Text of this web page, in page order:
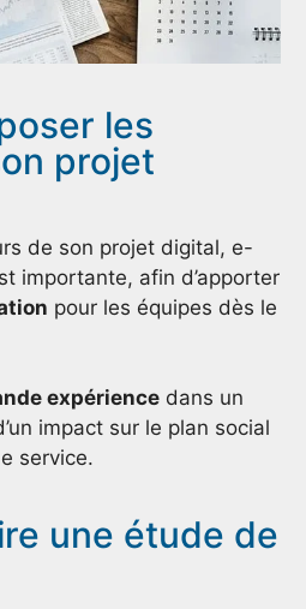
les
projet
de son projet digital, e-
importante, afin d’apporter
pour les équipes dès le
expérience dans un
impact sur le plan social
service.
une étude de